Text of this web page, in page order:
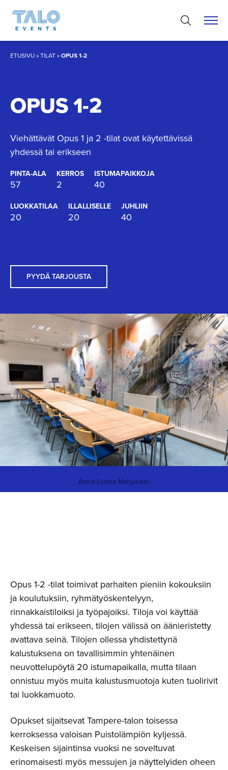
sisältöön
ETUSIVU»TILAT»OPUS 1-2
OPUS 1-2
Viehättävät Opus 1 ja 2 -tilat ovat käytettävissä
yhdessä tai erikseen
PINTA-ALA
57
KERROS
2
ISTUMAPAIKKOJA
40
LUOKKATILAA
20
ILLALLISELLE
20
JUHLIIN
40
PYYDÄ TARJOUSTA
Anna-Leena Marjusaari
Opus 1-2 -tilat toimivat parhaiten pieniin kokouksiin
ja koulutuksiin, ryhmätyöskentelyyn,
rinnakkaistiloiksi ja työpajoiksi. Tiloja voi käyttää
yhdessä tai erikseen, tilojen välissä on äänieristetty
avattava seinä. Tilojen ollessa yhdistettynä
kalustuksena on tavallisimmin yhtenäinen
neuvottelupöytä 20 istumapaikalla, mutta tilaan
onnistuu myös muita kalustusmuotoja kuten tuolirivit
tai luokkamuoto.
Opukset sijaitsevat Tampere-talon toisessa
kerroksessa valoisan Puistolämpiön kyljessä.
Keskeisen sijaintinsa vuoksi ne soveltuvat
erinomaisesti myös messujen ja näyttelyiden oheen